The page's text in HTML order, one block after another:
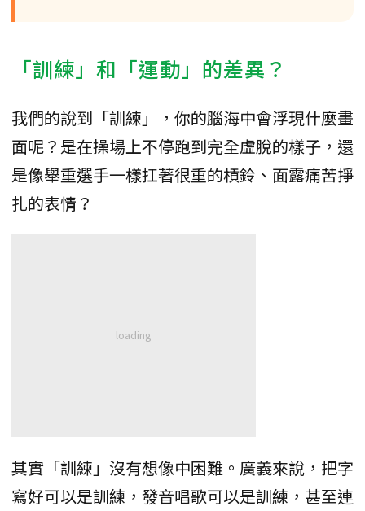
「訓練」和「運動」的差異？
我們的說到「訓練」，你的腦海中會浮現什麼畫
面呢？是在操場上不停跑到完全虛脫的樣子，還
是像舉重選手一樣扛著很重的槓鈴、面露痛苦掙
扎的表情？
其實「訓練」沒有想像中困難。廣義來說，把字
寫好可以是訓練，發音唱歌可以是訓練，甚至連